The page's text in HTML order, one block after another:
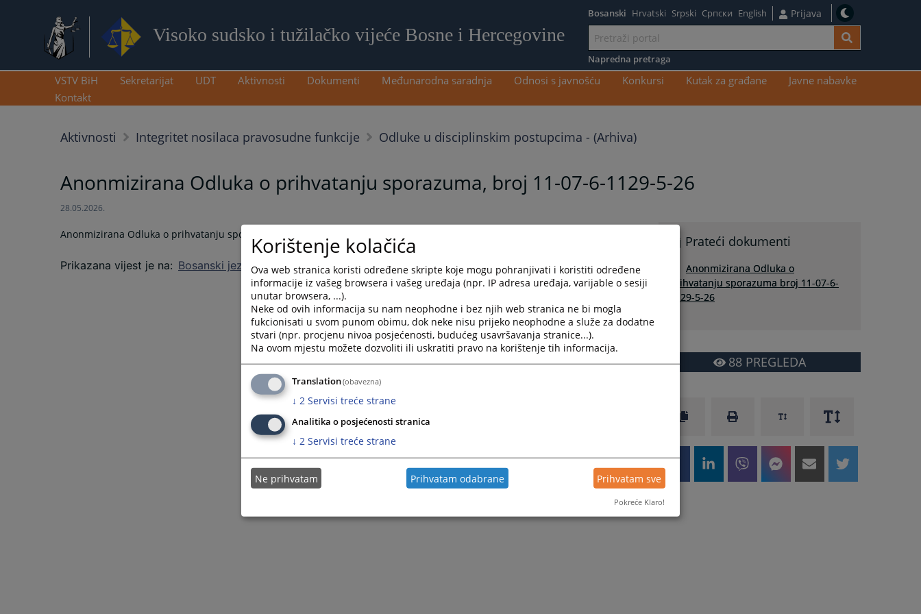
Visoko sudsko i tužilačko vijeće Bosne i Hercegovine
sadržaj
Bosanski Hrvatski Srpski Српски English Prijava
Napredna pretraga
VSTV BiH Sekretarijat UDT Aktivnosti Dokumenti Međunarodna saradnja Odnosi s javnošću Konkursi Kutak za građane
Javne nabavke
Kontakt
Aktivnosti Integritet nosilaca pravosudne funkcije Odluke u disciplinskim postupcima - (Arhiva)
Anonmizirana Odluka o prihvatanju sporazuma, broj 11-07-6-1129-5-26
28.05.2026.
Anonmizirana Odluka o prihvatanju sporazuma broj: 11-07-6-1129-5-26
Prikazana vijest je na: Bosanski jezik
Prateći dokumenti
Anonmizirana Odluka o
prihvatanju sporazuma broj 11-07-6-
1129-5-26
88PREGLEDA
Korištenje kolačića
Ova web stranica koristi određene skripte koje mogu pohranjivati i koristiti određene
informacije iz vašeg browsera i vašeg uređaja (npr. IP adresa uređaja, varijable o sesiji
unutar browsera, ...).
Neke od ovih informacija su nam neophodne i bez njih web stranica ne bi mogla
fukcionisati u svom punom obimu, dok neke nisu prijeko neophodne a služe za dodatne
stvari (npr. procjenu nivoa posjećenosti, budućeg usavršavanja stranice...).
Na ovom mjestu možete dozvoliti ili uskratiti pravo na korištenje tih informacija.
Translation(obavezna)
↓ 2 Servisi treće strane
Analitika o posjećenosti stranica
↓ 2 Servisi treće strane
Ne prihvatam Prihvatam odabrane Prihvatam sve
Pokreće Klaro!